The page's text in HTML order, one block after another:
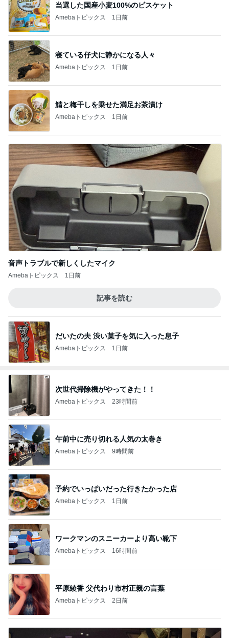
当選した国産小麦100%のビスケット
Amebaトピックス 1日前
寝ている仔犬に静かになる人々
Amebaトピックス 1日前
鯖と梅干しを乗せた満足お茶漬け
Amebaトピックス 1日前
音声トラブルで新しくしたマイク
Amebaトピックス 1日前
記事を読む
だいたの夫 渋い菓子を気に入った息子
Amebaトピックス 1日前
次世代掃除機がやってきた！！
Amebaトピックス 23時間前
午前中に売り切れる人気の太巻き
Amebaトピックス 9時間前
予約でいっぱいだった行きたかった店
Amebaトピックス 1日前
ワークマンのスニーカーより高い靴下
Amebaトピックス 16時間前
平原綾香 父代わり市村正親の言葉
Amebaトピックス 2日前